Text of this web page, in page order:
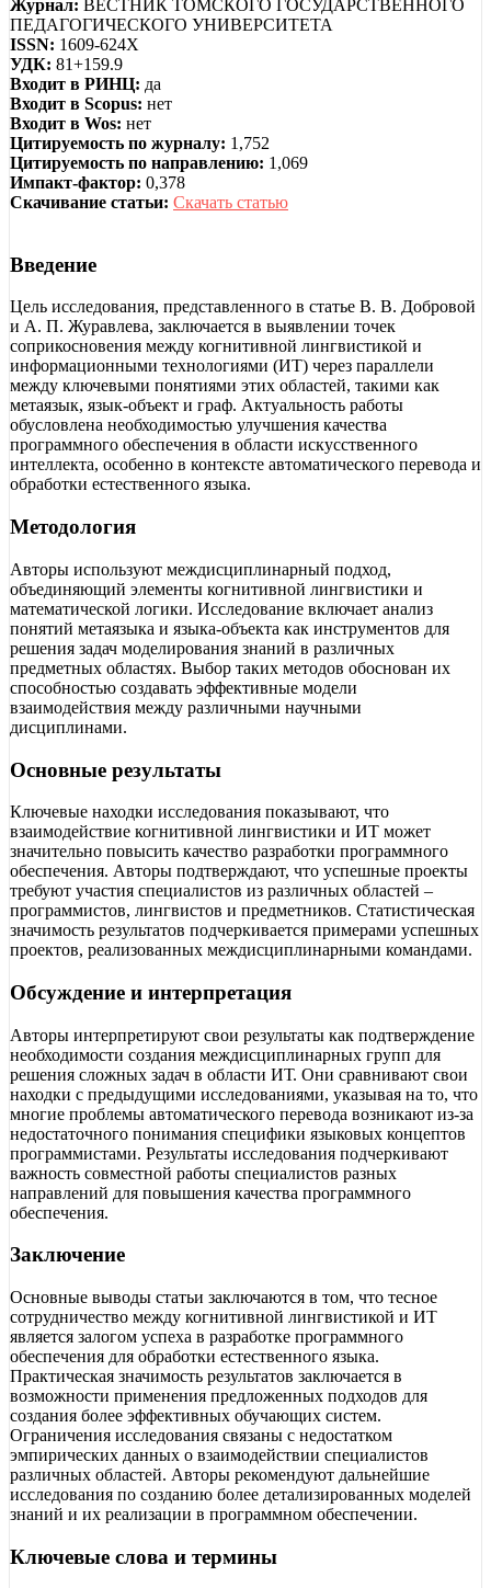
Журнал: ВЕСТНИК ТОМСКОГО ГОСУДАРСТВЕННОГО
ПЕДАГОГИЧЕСКОГО УНИВЕРСИТЕТА
ISSN: 1609-624X
УДК: 81+159.9
Входит в РИНЦ: да
Входит в Scopus: нет
Входит в Wos: нет
Цитируемость по журналу: 1,752
Цитируемость по направлению: 1,069
Импакт-фактор: 0,378
Скачивание статьи: Скачать статью
Введение
Цель исследования, представленного в статье В. В. Добровой
и А. П. Журавлева, заключается в выявлении точек
соприкосновения между когнитивной лингвистикой и
информационными технологиями (ИТ) через параллели
между ключевыми понятиями этих областей, такими как
метаязык, язык-объект и граф. Актуальность работы
обусловлена необходимостью улучшения качества
программного обеспечения в области искусственного
интеллекта, особенно в контексте автоматического перевода и
обработки естественного языка.
Методология
Авторы используют междисциплинарный подход,
объединяющий элементы когнитивной лингвистики и
математической логики. Исследование включает анализ
понятий метаязыка и языка-объекта как инструментов для
решения задач моделирования знаний в различных
предметных областях. Выбор таких методов обоснован их
способностью создавать эффективные модели
взаимодействия между различными научными
дисциплинами.
Основные результаты
Ключевые находки исследования показывают, что
взаимодействие когнитивной лингвистики и ИТ может
значительно повысить качество разработки программного
обеспечения. Авторы подтверждают, что успешные проекты
требуют участия специалистов из различных областей –
программистов, лингвистов и предметников. Статистическая
значимость результатов подчеркивается примерами успешных
проектов, реализованных междисциплинарными командами.
Обсуждение и интерпретация
Авторы интерпретируют свои результаты как подтверждение
необходимости создания междисциплинарных групп для
решения сложных задач в области ИТ. Они сравнивают свои
находки с предыдущими исследованиями, указывая на то, что
многие проблемы автоматического перевода возникают из-за
недостаточного понимания специфики языковых концептов
программистами. Результаты исследования подчеркивают
важность совместной работы специалистов разных
направлений для повышения качества программного
обеспечения.
Заключение
Основные выводы статьи заключаются в том, что тесное
сотрудничество между когнитивной лингвистикой и ИТ
является залогом успеха в разработке программного
обеспечения для обработки естественного языка.
Практическая значимость результатов заключается в
возможности применения предложенных подходов для
создания более эффективных обучающих систем.
Ограничения исследования связаны с недостатком
эмпирических данных о взаимодействии специалистов
различных областей. Авторы рекомендуют дальнейшие
исследования по созданию более детализированных моделей
знаний и их реализации в программном обеспечении.
Ключевые слова и термины